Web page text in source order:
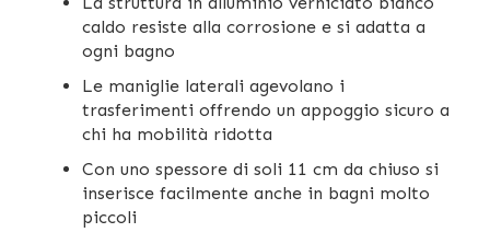
caldo resiste alla corrosione e si adatta a
ogni bagno
Le maniglie laterali agevolano i
trasferimenti offrendo un appoggio sicuro a
chi ha mobilità ridotta
Con uno spessore di soli 11 cm da chiuso si
inserisce facilmente anche in bagni molto
piccoli